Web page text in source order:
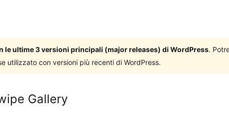
le ultime 3 versioni principali (major releases) di WordPress.
utilizzato con versioni più recenti di WordPress.
Gallery